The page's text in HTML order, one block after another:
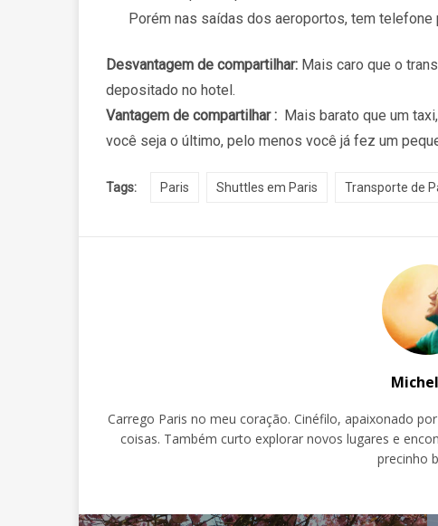
Porém nas saídas dos aeroportos, tem
Desvantagem de compartilhar: Mais caro que o
depositado no hotel.
Vantagem de compartilhar : Mais barato que um
você seja o último, pelo menos você já fez um
Tags: Paris Shuttles em Paris Transporte de
Carrego Paris no meu coração. Cinéfilo, apaixonado
coisas. Também curto explorar novos lugares e
precinho